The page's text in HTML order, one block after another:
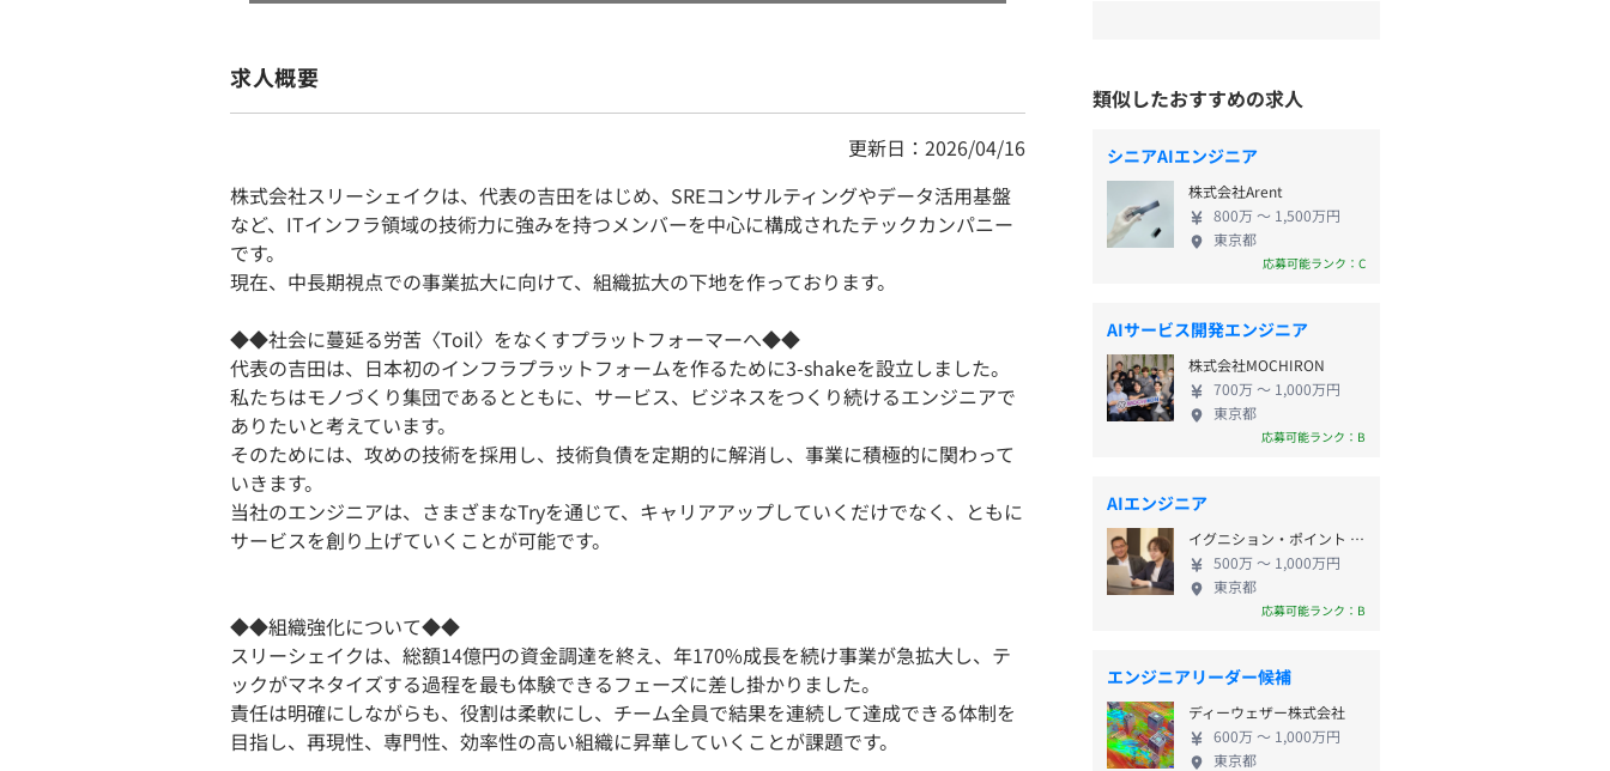
求人概要
更新日：2026/04/16
株式会社スリーシェイクは、代表の吉田をはじめ、SREコンサルティングやデータ活用基盤
など、ITインフラ領域の技術力に強みを持つメンバーを中心に構成されたテックカンパニー
です。
現在、中長期視点での事業拡大に向けて、組織拡大の下地を作っております。
◆◆社会に蔓延る労苦〈Toil〉をなくすプラットフォーマーへ◆◆
代表の吉田は、日本初のインフラプラットフォームを作るために3-shakeを設立しました。
私たちはモノづくり集団であるとともに、サービス、ビジネスをつくり続けるエンジニアで
ありたいと考えています。
そのためには、攻めの技術を採用し、技術負債を定期的に解消し、事業に積極的に関わって
いきます。
当社のエンジニアは、さまざまなTryを通じて、キャリアアップしていくだけでなく、ともに
サービスを創り上げていくことが可能です。
◆◆組織強化について◆◆
スリーシェイクは、総額14億円の資金調達を終え、年170%成長を続け事業が急拡大し、テ
ックがマネタイズする過程を最も体験できるフェーズに差し掛かりました。
責任は明確にしながらも、役割は柔軟にし、チーム全員で結果を連続して達成できる体制を
目指し、再現性、専門性、効率性の高い組織に昇華していくことが課題です。
類似したおすすめの求人
シニアAIエンジニア
株式会社Arent
800万 〜 1,500万円
東京都
応募可能ランク：C
AIサービス開発エンジニア
株式会社MOCHIRON
700万 〜 1,000万円
東京都
応募可能ランク：B
AIエンジニア
イグニション・ポイント フォース株式会社
500万 〜 1,000万円
東京都
応募可能ランク：B
エンジニアリーダー候補
ディーウェザー株式会社
600万 〜 1,000万円
東京都